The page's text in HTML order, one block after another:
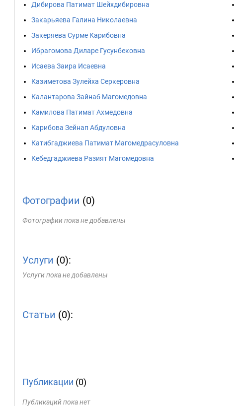
Дибирова Патимат Шейхдибировна
Закарьяева Галина Николаевна
Закеряева Сурме Карибовна
Ибрагомова Диларе Гусунбековна
Исаева Заира Исаевна
Казиметова Зулейха Серкеровна
Калантарова Зайнаб Магомедовна
Камилова Патимат Ахмедовна
Карибова Зейнап Абдуловна
Катибгаджиева Патимат Магомедрасуловна
Кебедгаджиева Разият Магомедовна
Фотографии (0)
Фотографии пока не добавлены
Услуги (0):
Услуги пока не добавлены
Статьи (0):
Публикации (0)
Публикаций пока нет